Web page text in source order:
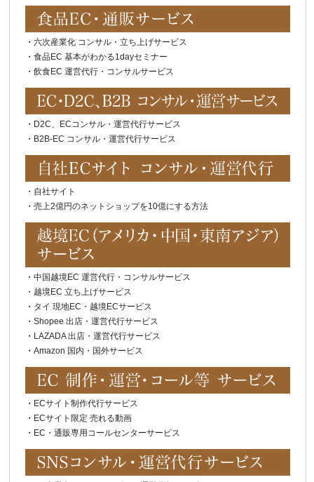
・ 六次産業化 コンサル・立ち上げサービス
・ 食品EC 基本がわかる1dayセミナー
・ 飲食EC 運営代行・コンサルサービス
・ D2C、ECコンサル・運営代行サービス
・ B2B-EC コンサル・運営代行サービス
・ 自社サイト
・ 売上2億円のネットショップを10億にする方法
・ 中国越境EC 運営代行・コンサルサービス
・ 越境EC 立ち上げサービス
・ タイ 現地EC・越境ECサービス
・ Shopee 出店・運営代行サービス
・ LAZADA 出店・運営代行サービス
・ Amazon 国内・国外サービス
・ ECサイト制作代行サービス
・ ECサイト限定 売れる動画
・ EC・通販専用コールセンターサービス